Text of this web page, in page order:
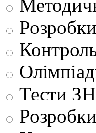
Тести